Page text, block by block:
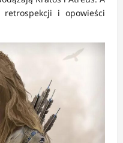
i opowieści